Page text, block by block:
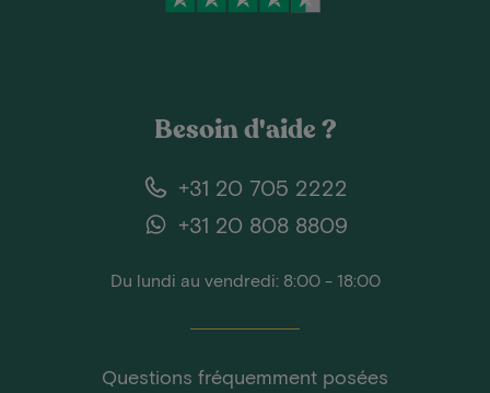
Besoin d'aide ?
+31 20 705 2222
+31 20 808 8809
Du lundi au vendredi: 8:00 - 18:00
Questions fréquemment posées